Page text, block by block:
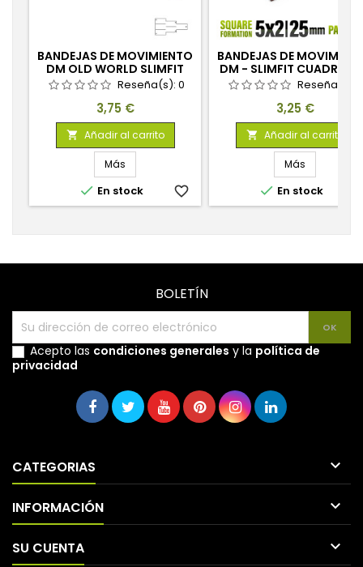
BANDEJAS DE MOVIMIENTO
DM OLD WORLD SLIMFIT
180X90MM 1X2X3
Reseña(s): 0
Precio
3,75 €
 Añadir al carrito
Más
 En stock favorite_border
BANDEJAS DE
DM - SLIMFIT
125X50MM
Reseña(s):
Precio
3,25 €
 Añadir al carrito
Más
 En stock
BOLETÍN
Acepto las condiciones generales y la política de
privacidad
CATEGORIAS 
INFORMACIÓN 
SU CUENTA 